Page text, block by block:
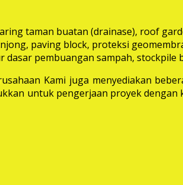
taman buatan (drainase), roof
paving block, proteksi
pembuangan sampah, stockpile
Kami juga menyediakan
untuk pengerjaan proyek